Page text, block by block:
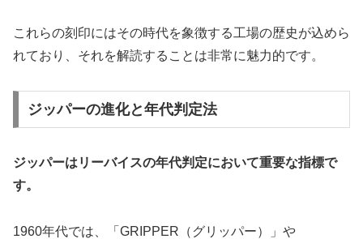
これらの刻印にはその時代を象徴する工場の歴史が込めら
れており、それを解読することは非常に魅力的です。
ジッパーの進化と年代判定法
ジッパーはリーバイスの年代判定において重要な指標で
す。
1960年代では、「GRIPPER（グリッパー）」や